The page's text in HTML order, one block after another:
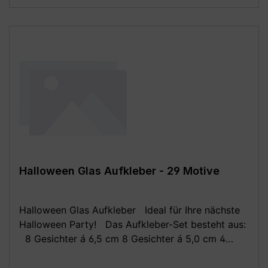
Halloween Glas Aufkleber - 29 Motive
Halloween Glas Aufkleber Ideal für Ihre nächste
Halloween Party! Das Aufkleber-Set besteht aus:
8 Gesichter á 6,5 cm 8 Gesichter á 5,0 cm 4